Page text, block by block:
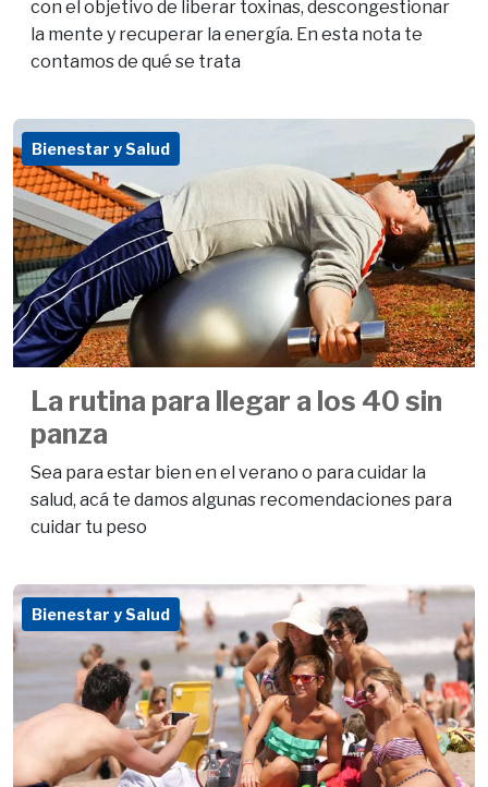
con el objetivo de liberar toxinas, descongestionar
la mente y recuperar la energía. En esta nota te
contamos de qué se trata
Bienestar y Salud
La rutina para llegar a los 40 sin
panza
Sea para estar bien en el verano o para cuidar la
salud, acá te damos algunas recomendaciones para
cuidar tu peso
Bienestar y Salud